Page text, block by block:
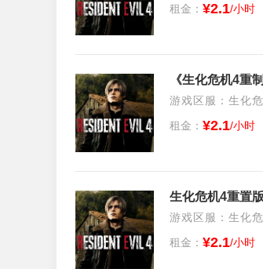
租金： ¥2.1/小时
游戏区服：生化
租金： ¥2.1/小时
生化危机4重置
游戏区服：生化
租金： ¥2.1/小时